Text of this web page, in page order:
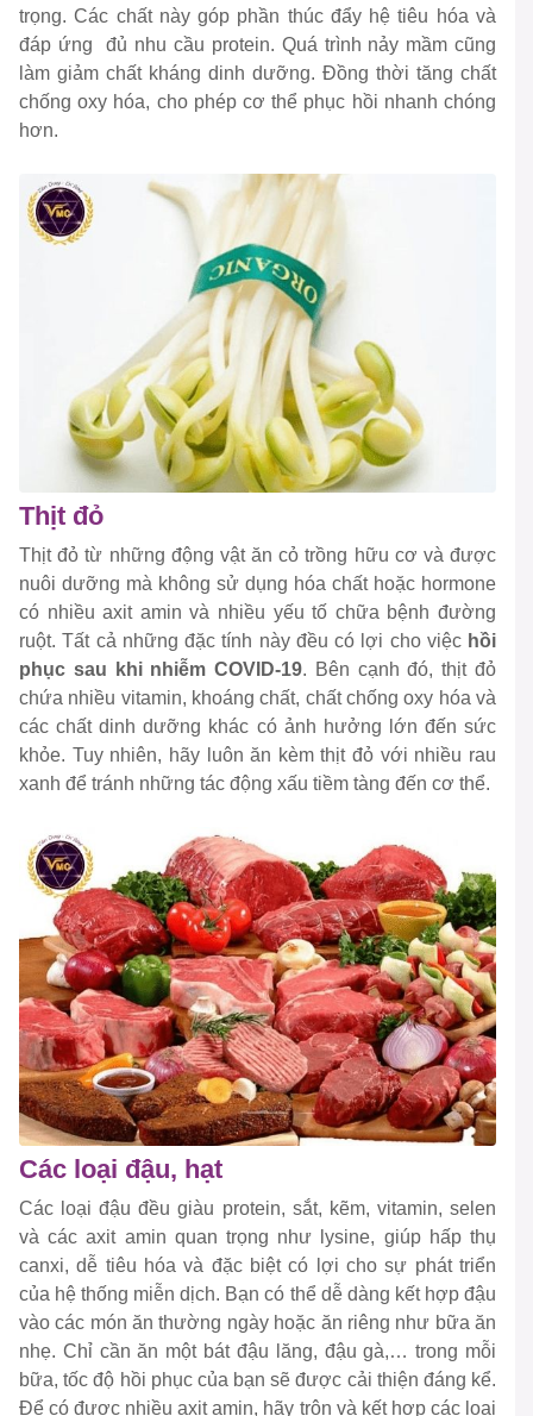
trọng. Các chất này góp phần thúc đẩy hệ tiêu hóa và
đáp ứng đủ nhu cầu protein. Quá trình nảy mầm cũng
làm giảm chất kháng dinh dưỡng. Đồng thời tăng chất
chống oxy hóa, cho phép cơ thể phục hồi nhanh chóng
hơn.
Thịt đỏ
Thịt đỏ từ những động vật ăn cỏ trồng hữu cơ và được
nuôi dưỡng mà không sử dụng hóa chất hoặc hormone
có nhiều axit amin và nhiều yếu tố chữa bệnh đường
ruột. Tất cả những đặc tính này đều có lợi cho việc hồi
phục sau khi nhiễm COVID-19. Bên cạnh đó, thịt đỏ
chứa nhiều vitamin, khoáng chất, chất chống oxy hóa và
các chất dinh dưỡng khác có ảnh hưởng lớn đến sức
khỏe. Tuy nhiên, hãy luôn ăn kèm thịt đỏ với nhiều rau
xanh để tránh những tác động xấu tiềm tàng đến cơ thể.
Các loại đậu, hạt
Các loại đậu đều giàu protein, sắt, kẽm, vitamin, selen
và các axit amin quan trọng như lysine, giúp hấp thụ
canxi, dễ tiêu hóa và đặc biệt có lợi cho sự phát triển
của hệ thống miễn dịch. Bạn có thể dễ dàng kết hợp đậu
vào các món ăn thường ngày hoặc ăn riêng như bữa ăn
nhẹ. Chỉ cần ăn một bát đậu lăng, đậu gà,… trong mỗi
bữa, tốc độ hồi phục của bạn sẽ được cải thiện đáng kể.
Để có được nhiều axit amin, hãy trộn và kết hợp các loại